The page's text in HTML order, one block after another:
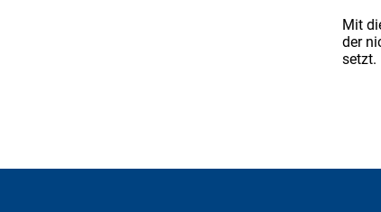
Mit
der
setzt.